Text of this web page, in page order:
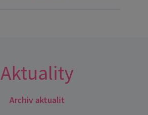
Aktuality
Archiv aktualit